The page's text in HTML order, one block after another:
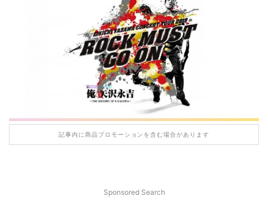
記事内に商品プロモーションを含む場合があります
Sponsored Search